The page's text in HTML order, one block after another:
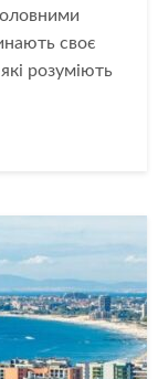
своє
розуміють